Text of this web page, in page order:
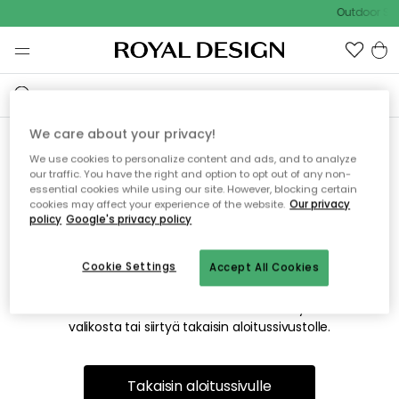
Outdoor
Emme valitettavasti löydä
etsimääsi sivua
Tämä voi johtua siitä, että sivua ei enää ole tai siitä, että se
on siirretty muualle. Pahoittelemme tästä mahdollisesti
valikosta tai siirtyä takaisin aloitussivustolle.
Takaisin aloitussivulle
We care about your privacy!
We use cookies to personalize content and ads, and to analyze
our traffic. You have the right and option to opt out of any non-
essential cookies while using our site. However, blocking certain
cookies may affect your experience of the website. Our privacy
policy Google's privacy policy
Accept All Cookies
Cookie Settings